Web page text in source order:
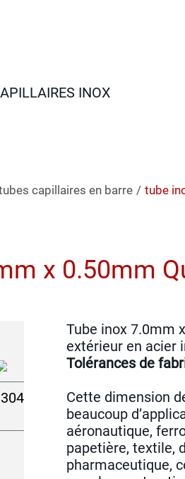
INOX
capillaires en barre / tube
x 0.50mm
Tube inox 7.0mm
extérieur en acier
Tolérances de
Cette dimension
beaucoup
aéronautique,
papetière, textile,
pharmaceutique,